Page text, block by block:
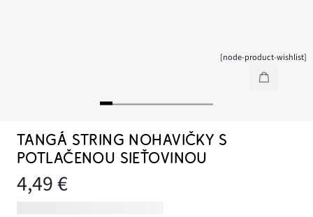
[node-product-wishlist]
TANGÁ STRING NOHAVIČKY S
POTLAČENOU SIEŤOVINOU
4,49 €